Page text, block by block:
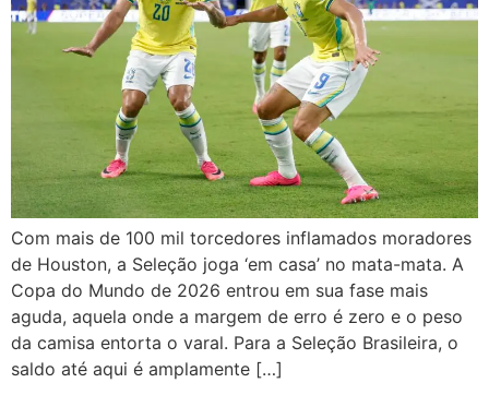
Com mais de 100 mil torcedores inflamados moradores
de Houston, a Seleção joga ‘em casa’ no mata-mata. A
Copa do Mundo de 2026 entrou em sua fase mais
aguda, aquela onde a margem de erro é zero e o peso
da camisa entorta o varal. Para a Seleção Brasileira, o
saldo até aqui é amplamente […]